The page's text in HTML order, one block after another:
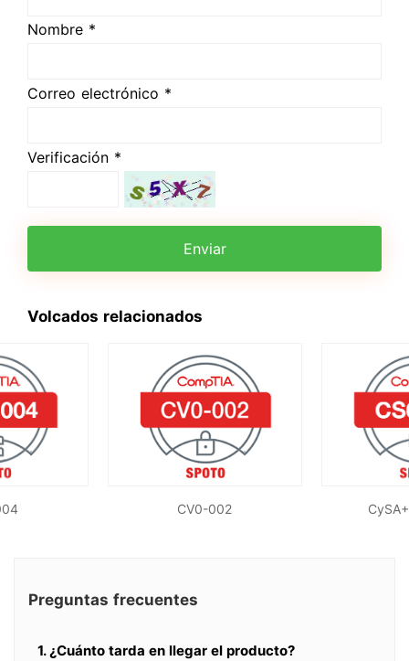
Nombre *
Correo electrónico *
Verificación *
Enviar
Volcados relacionados
CV0-002
Preguntas frecuentes
1. ¿Cuánto tarda en llegar el producto?